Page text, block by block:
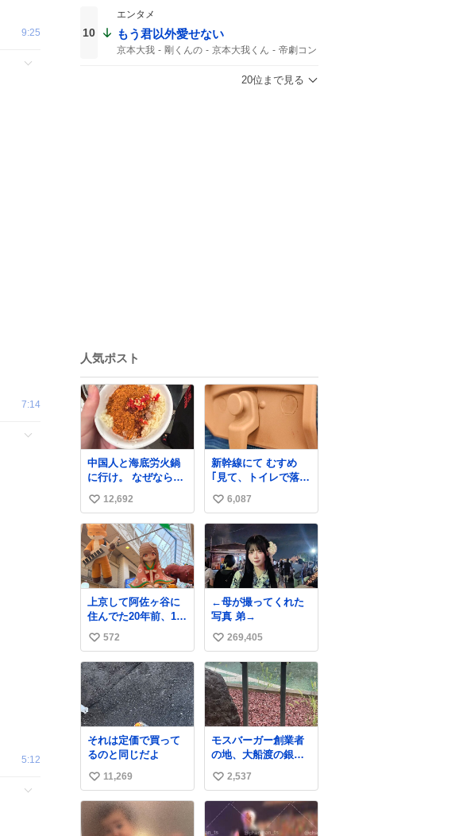
9:25
7:14
5:12
10
エンタメ
もう君以外愛せない
京本大我 剛くんの 京本大我くん
帝劇コン
市村正親
20位まで見る
人気ポスト
中国人と海底労火鍋
に行け。 なぜならえ
ぐい調合して美味し
すぎる ソースを作っ
てくれるから。
い
い
ね
数
12,692
新幹線にて むすめ
｢見て、トイレで落ち
込んでる人｣ それに
しか見えなくなった
どうしてくれるんだ
い
い
ね
数
6,087
上京して阿佐ヶ谷に
住んでた20年前、19
歳の時から毎年参加
してるお祭りなので
とっても感慨深いで
す。うれしーーー！
作っていただいた方
本当にありがとう。
い
い
ね
数
572
←母が撮ってくれた
写真 弟→
い
い
ね
数
269,405
それは定価で買って
るのと同じだよ
い
い
11,269
モスバーガー創業者
の地、大船渡の銀の
モスバーガーに一
礼。
い
い
ね
2,537